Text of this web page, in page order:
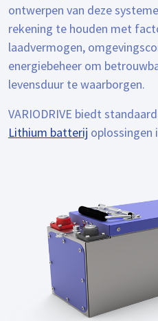
ontwerpen van deze
rekening te houden met
laadvermogen,
energiebeheer om
levensduur te waarborgen.
VARIODRIVE biedt
Lithium batterij oplossingen